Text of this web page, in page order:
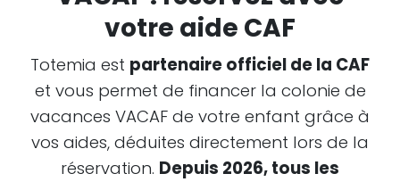
votre aide CAF
Totemia est partenaire officiel de la CAF
et vous permet de financer la colonie de
vacances VACAF de votre enfant grâce à
vos aides, déduites directement lors de la
réservation. Depuis 2026, tous les